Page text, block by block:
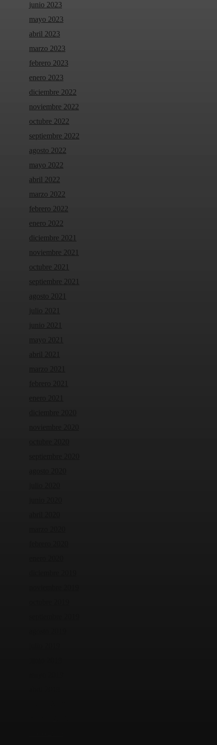
junio 2023
mayo 2023
abril 2023
marzo 2023
febrero 2023
enero 2023
diciembre 2022
noviembre 2022
octubre 2022
septiembre 2022
agosto 2022
mayo 2022
abril 2022
marzo 2022
febrero 2022
enero 2022
diciembre 2021
noviembre 2021
octubre 2021
septiembre 2021
agosto 2021
julio 2021
junio 2021
mayo 2021